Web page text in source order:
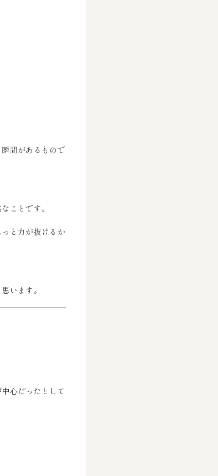
間があるもので
ことです。
と力が抜けるか
います。
心だったとして